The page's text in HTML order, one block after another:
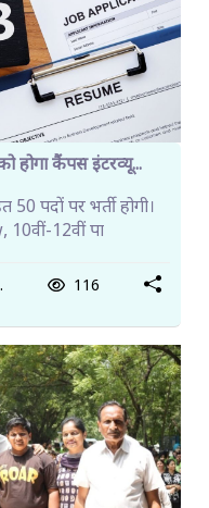
होगा कैंपस इंटरव्यू...
पदों पर भर्ती होगी।
12वीं पा
116